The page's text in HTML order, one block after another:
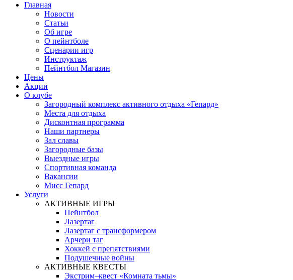
Главная
Новости
Статьи
Об игре
О пейнтболе
Сценарии игр
Инструктаж
Пейнтбол Магазин
Цены
Акции
О клубе
Загородный комплекс активного отдыха «Гепард»
Места для отдыха
Дисконтная программа
Наши партнеры
Зал славы
Загородные базы
Выездные игры
Спортивная команда
Вакансии
Мисс Гепард
Услуги
АКТИВНЫЕ ИГРЫ
Пейнтбол
Лазертаг
Лазертаг с трансформером
Арчери таг
Хоккей с препятствиями
Подушечные войны
АКТИВНЫЕ КВЕСТЫ
Экстрим–квест «Комната тьмы»